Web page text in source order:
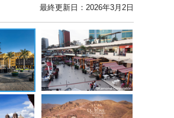
最終更新日：2026年3月2日